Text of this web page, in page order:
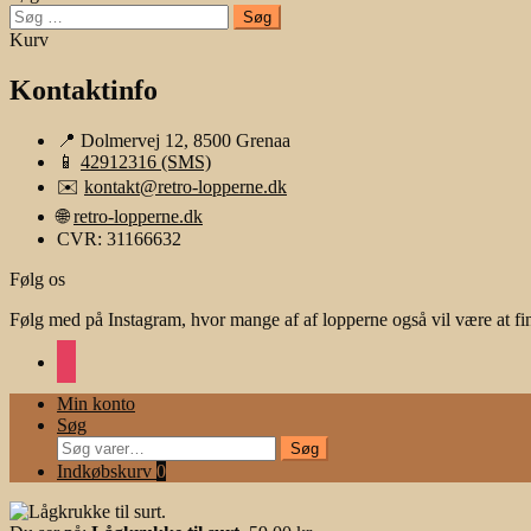
Søg
efter:
Kurv
Kontaktinfo
📍 Dolmervej 12, 8500 Grenaa
📱 42912316 (SMS)
✉️ kontakt@retro-lopperne.dk
🌐retro-lopperne.dk
CVR: 31166632
Følg os
Følg med på Instagram, hvor mange af af lopperne også vil være at
Min konto
Søg
Søg
efter:
Søg
Indkøbskurv 0